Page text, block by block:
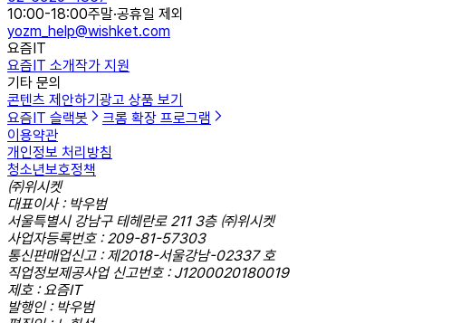
10:00-18:00주말·공휴일 제외
yozm_help@wishket.com
요즘IT
요즘IT 소개작가 지원
기타 문의
콘텐츠 제안하기 광고 상품 보기
요즘IT 슬랙봇
크롬 확장 프로그램
이용약관
개인정보 처리방침
청소년보호정책
㈜위시켓
대표이사 : 박우범
서울특별시 강남구 테헤란로 211 3층 ㈜위시켓
사업자등록번호 : 209-81-57303
통신판매업신고 : 제2018-서울강남-02337 호
직업정보제공사업 신고번호 : J1200020180019
제호 : 요즘IT
발행인 : 박우범